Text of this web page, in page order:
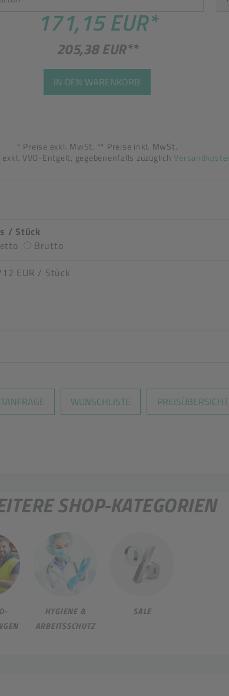
171,15 EUR*
205,38 EUR**
IN DEN WARENKORB
* Preise exkl. MwSt. ** Preise inkl. MwSt.
VVO-Entgelt, gegebenenfalls zuzüglich
/ Stück
Brutto
EUR / Stück
WUNSCHLISTE PREISÜBERSICHT
SHOP-KATEGORIEN
HYGIENE &
ARBEITSSCHUTZ
SALE